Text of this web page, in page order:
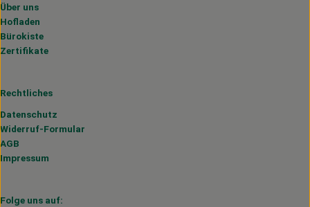
Über uns
Hofladen
Bürokiste
Zertifikate
Rechtliches
Datenschutz
Widerruf-Formular
AGB
Impressum
Folge uns auf: